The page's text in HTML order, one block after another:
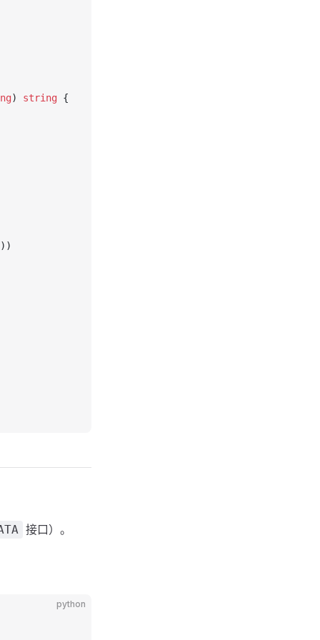
) string {
接口）。
python